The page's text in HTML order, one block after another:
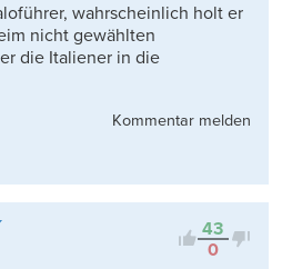
wahrscheinlich holt er
nicht gewählten
die Italiener in die
Kommentar melden
43
0